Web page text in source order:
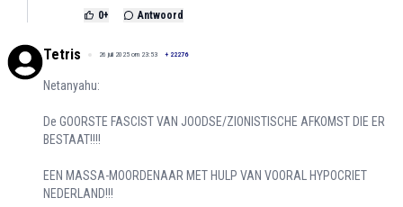
0+ Antwoord
Tetris 26 juli 2025 om 23:53 + 22276
Netanyahu:
De GOORSTE FASCIST VAN JOODSE/ZIONISTISCHE AFKOMST DIE ER
BESTAAT!!!!
EEN MASSA-MOORDENAAR MET HULP VAN VOORAL HYPOCRIET
NEDERLAND!!!